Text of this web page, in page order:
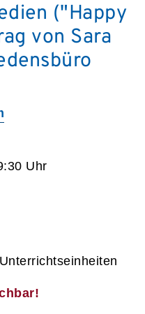
("Happy
von Sara
Uhr